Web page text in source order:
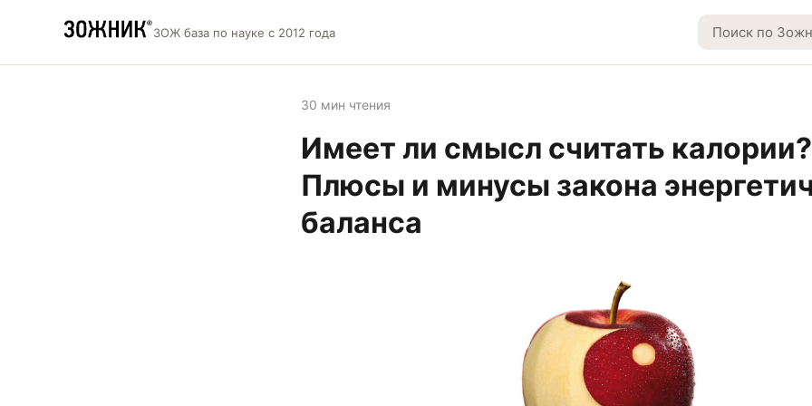
ЗОЖ база по науке с 2012 года
30 мин чтения
Имеет ли смысл считать калории?
Плюсы и минусы закона
баланса